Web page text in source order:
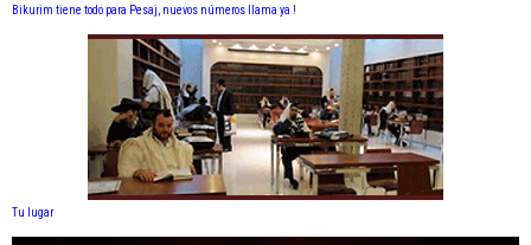
Bikurim tiene todo para Pesaj, nuevos números llama ya !
Tu lugar